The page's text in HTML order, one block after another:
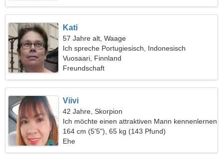
Kati
57 Jahre alt, Waage
Ich spreche Portugiesisch, Indonesisch
Vuosaari, Finnland
Freundschaft
Viivi
42 Jahre, Skorpion
Ich möchte einen attraktiven Mann kennenlernen
164 cm (5'5"), 65 kg (143 Pfund)
Ehe